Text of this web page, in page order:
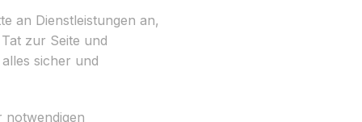
an Dienstleistungen an,
zur Seite und
sicher und
notwendigen